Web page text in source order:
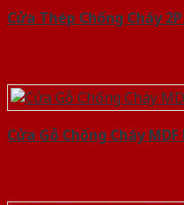
Cửa Thép Chống Cháy
Cửa Gỗ Chống Cháy